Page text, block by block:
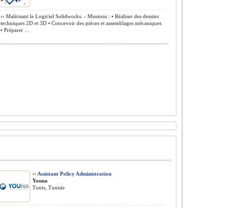
›› Maîtrisant le Logiciel Solidworks. › Missions : • Réaliser des dessins
techniques 2D et 3D • Concevoir des pièces et assemblages mécaniques
• Préparer ...
›› Assistant Policy Administration
Youna
Tunis, Tunisie